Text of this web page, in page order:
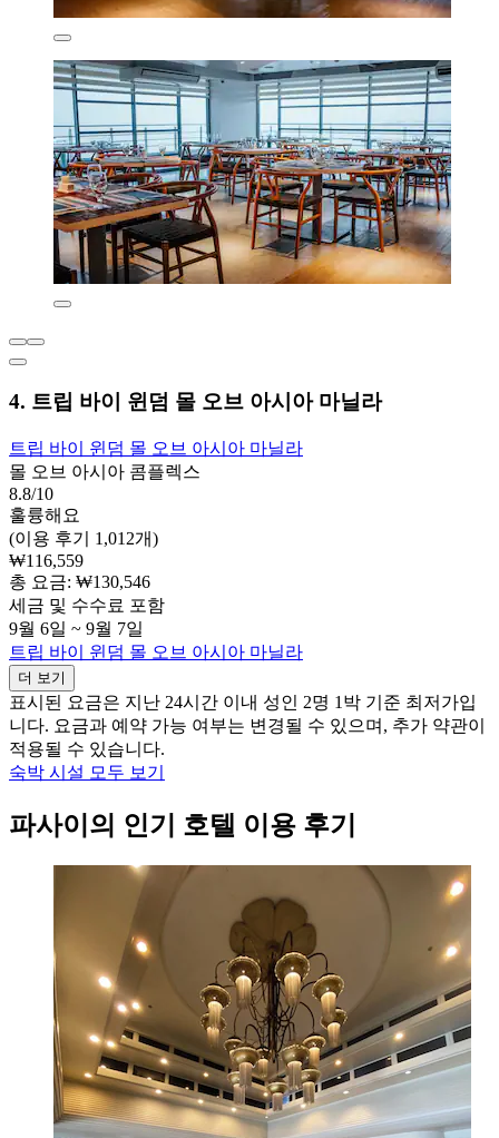
4. 트립 바이 윈덤 몰 오브 아시아 마닐라
트립 바이 윈덤 몰 오브 아시아 마닐라
몰 오브 아시아 콤플렉스
8.8/10
훌륭해요
(이용 후기 1,012개)
₩116,559
총 요금: ₩130,546
세금 및 수수료 포함
9월 6일 ~ 9월 7일
트립 바이 윈덤 몰 오브 아시아 마닐라
더 보기
표시된 요금은 지난 24시간 이내 성인 2명 1박 기준 최저가입
니다. 요금과 예약 가능 여부는 변경될 수 있으며, 추가 약관이
적용될 수 있습니다.
숙박 시설 모두 보기
파사이의 인기 호텔 이용 후기